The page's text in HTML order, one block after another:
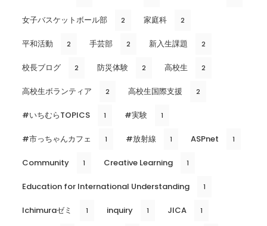
女子バスケットボール部 2 家庭科 2
平和活動 2 手芸部 2 新入生課題 2
校長ブログ 2 防災体験 2 高校生 2
高校生ボランティア 2 高校生国際支援 2
#いちむらTOPICS 1 #実験 1
#市っちゃんカフェ 1 #放射線 1 ASPnet 1
Community 1 Creative Learning 1
Education for International Understanding 1
Ichimuraゼミ 1 inquiry 1 JICA 1